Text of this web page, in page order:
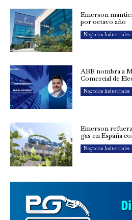
Emerson
por octavo año
Negocios Industriales
ABB nombra a
Comercial de
Negocios Industriales
Emerson
gas en España
Negocios Industriales